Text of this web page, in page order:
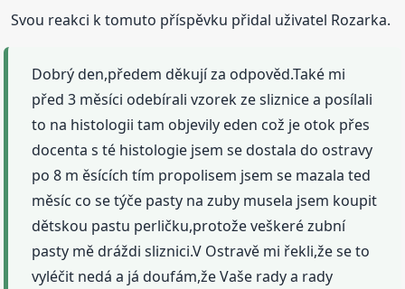
Svou reakci k tomuto příspěvku přidal uživatel Rozarka.
Dobrý den,předem děkují za odpověd.Také mi
před 3 měsíci odebírali vzorek ze sliznice a posílali
to na histologii tam objevily eden což je otok přes
docenta s té histologie jsem se dostala do ostravy
po 8 m ěsících tím propolisem jsem se mazala ted
měsíc co se týče pasty na zuby musela jsem koupit
dětskou pastu perličku,protože veškeré zubní
pasty mě dráždi sliznici.V Ostravě mi řekli,že se to
vyléčit nedá a já doufám,že Vaše rady a rady